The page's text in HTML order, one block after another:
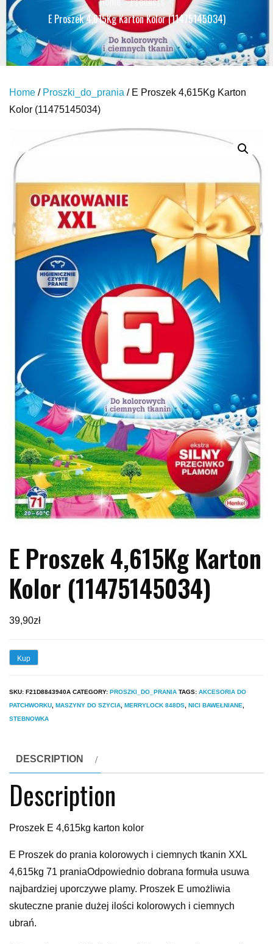
E Proszek 4,615Kg Karton Kolor (11475145034)
Home / Proszki_do_prania / E Proszek 4,615Kg Karton
Kolor (11475145034)
E Proszek 4,615Kg Karton
Kolor (11475145034)
39,90zł
Kup
SKU: F21D8843940A CATEGORY: PROSZKI_DO_PRANIA TAGS: AKCESORIA DO
PATCHWORKU, MASZYNY DO SZYCIA, MERRYLOCK 848DS, NICI BAWEŁNIANE,
STEBNOWKA
DESCRIPTION
Description
Proszek E 4,615kg karton kolor
E Proszek do prania kolorowych i ciemnych tkanin XXL
4,615kg 71 praniaOdpowiednio dobrana formuła usuwa
najbardziej uporczywe plamy. Proszek E umożliwia
skuteczne pranie dużej ilości kolorowych i ciemnych
ubrań.